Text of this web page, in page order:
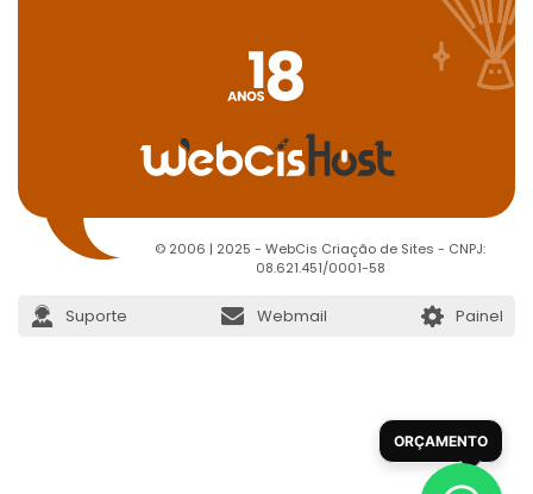
© 2006 | 2025 - WebCis Criação de Sites - CNPJ:
08.621.451/0001-58
Suporte Webmail Painel
ORÇAMENTO